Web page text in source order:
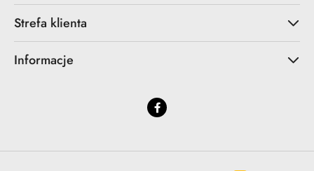
Strefa klienta
Informacje